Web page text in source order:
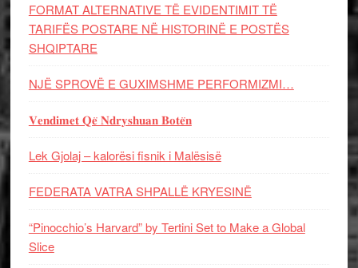
FORMAT ALTERNATIVE TË EVIDENTIMIT TË
TARIFËS POSTARE NË HISTORINË E POSTËS
SHQIPTARE
NJË SPROVË E GUXIMSHME PERFORMIZMI…
𝐕𝐞𝐧𝐝𝐢𝐦𝐞𝐭 𝐐𝐞̈ 𝐍𝐝𝐫𝐲𝐬𝐡𝐮𝐚𝐧 𝐁𝐨𝐭𝐞̈𝐧
Lek Gjolaj – kalorësi fisnik i Malësisë
FEDERATA VATRA SHPALLË KRYESINË
“Pinocchio’s Harvard” by Tertini Set to Make a Global
Slice